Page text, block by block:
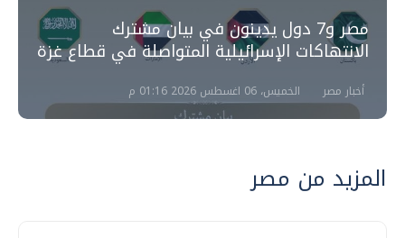
مصر و7 دول يدينون في بيان مشترك
الانتهاكات الإسرائيلية المتواصلة في قطاع غزة
أخبار مصر الخميس، 06 اغسطس 2026 01:16 م
المزيد من مصر